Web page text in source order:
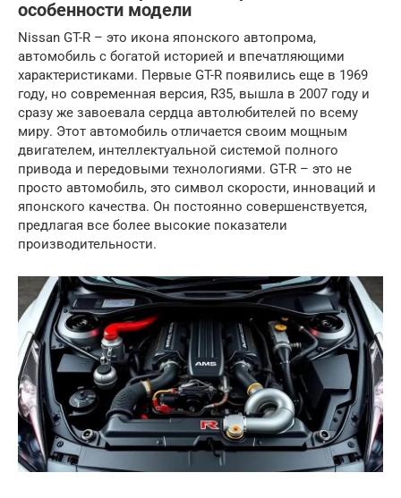
особенности модели
Nissan GT-R – это икона японского автопрома,
автомобиль с богатой историей и впечатляющими
характеристиками. Первые GT-R появились еще в 1969
году, но современная версия, R35, вышла в 2007 году и
сразу же завоевала сердца автолюбителей по всему
миру. Этот автомобиль отличается своим мощным
двигателем, интеллектуальной системой полного
привода и передовыми технологиями. GT-R – это не
просто автомобиль, это символ скорости, инноваций и
японского качества. Он постоянно совершенствуется,
предлагая все более высокие показатели
производительности.